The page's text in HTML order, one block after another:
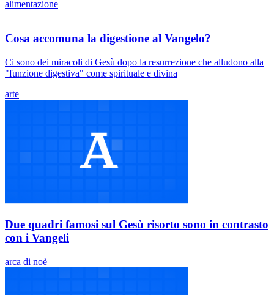
alimentazione
Cosa accomuna la digestione al Vangelo?
Ci sono dei miracoli di Gesù dopo la resurrezione che alludono alla
"funzione digestiva" come spirituale e divina
arte
Due quadri famosi sul Gesù risorto sono in contrasto
con i Vangeli
arca di noè